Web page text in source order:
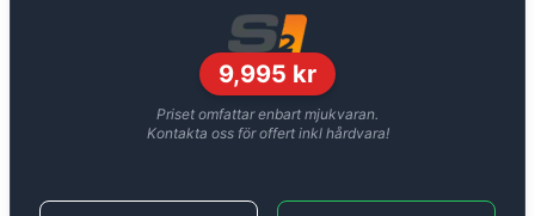
9,995 kr
Priset omfattar enbart mjukvaran.
Kontakta oss för offert inkl hårdvara!